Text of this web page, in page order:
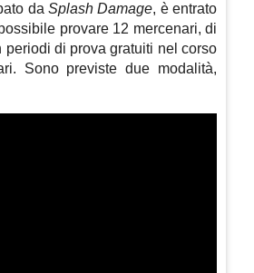
da Splash Damage, è entrato
provare 12 mercenari, di
di prova gratuiti nel corso
Sono previste due modalità,